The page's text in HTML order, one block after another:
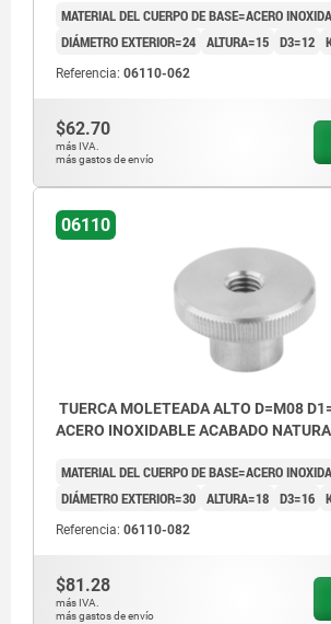
MATERIAL DEL CUERPO DE BASE=ACERO
DIÁMETRO EXTERIOR=24 ALTURA=15 D3=12
Referencia: 06110-062
$62.70
más IVA.
más gastos de envío
06110
TUERCA MOLETEADA ALTO D=M08 D1=30 H=18,
ACERO INOXIDABLE ACABADO
MATERIAL DEL CUERPO DE BASE=ACERO
DIÁMETRO EXTERIOR=30 ALTURA=18 D3=16
Referencia: 06110-082
$81.28
más IVA.
más gastos de envío